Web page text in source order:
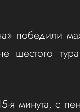
победили
тура
минута, с